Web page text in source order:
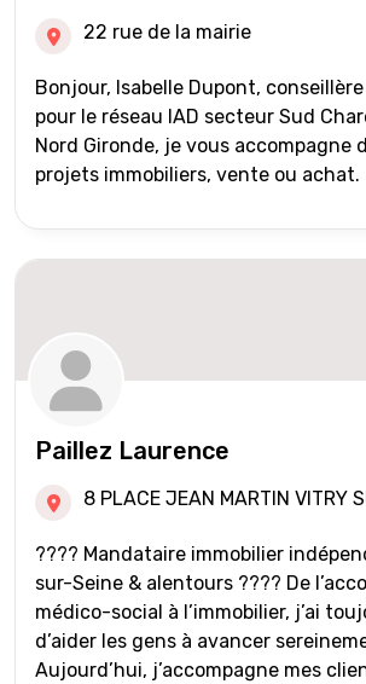
22 rue de la mairie
Bonjour, Isabelle Dupont,
pour le réseau IAD secteur Sud
Nord Gironde, je vous accompagne
projets immobiliers, vente ou achat.
Paillez Laurence
8 PLACE JEAN MARTIN VITRY
???? Mandataire immobilier
sur-Seine & alentours ???? De l’accompagnement
médico-social à l’immobilier, j’ai
d’aider les gens à avancer
Aujourd’hui, j’accompagne mes